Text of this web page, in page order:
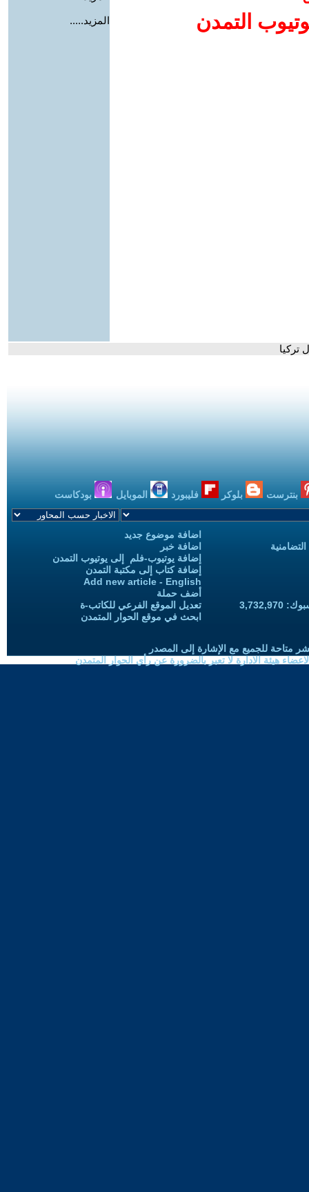
التمدن
المزيد.....
تركيا
بنترست بلوكر فليبورد الموبايل بودكاست
اضافة موضوع جديد
اضافة خبر
إضافة يوتيوب-فلم إلى يوتيوب التمدن
إضافة كتاب إلى مكتبة التمدن
Add new article - English
أضف حملة
تعديل الموقع الفرعي للكاتب-ة
ابحث في موقع الحوار المتمدن
متاحة للجميع مع الإشارة إلى المصدر
هيئة الادارة لا تعبر بالضرورة عن رأي الحوار المتمدن